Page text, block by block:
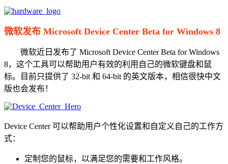
微软发布 Microsoft Device Center Beta for Windows 8
微软近日发布了 Microsoft Device Center Beta for Windows
8，这个工具可以帮助用户有效的利用自己的微软键盘和鼠
标。目前只提供了 32-bit 和 64-bit 的英文版本，相信很快中文
版也会发布！
Device Center 可以帮助用户个性化设置和自定义自己的工作方
式：
定制您的鼠标，以满足您的需要和工作风格。